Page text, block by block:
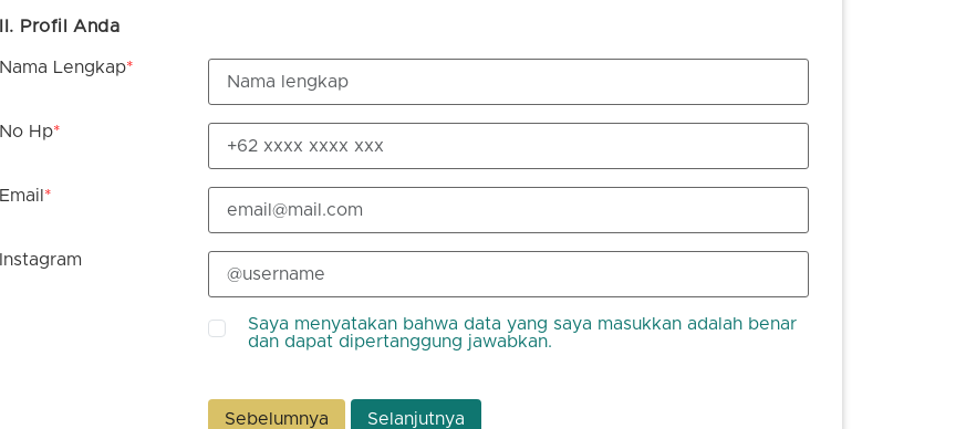
II. Profil Anda
Nama Lengkap*
No Hp*
Email *
Instagram
Saya menyatakan bahwa data yang saya masukkan adalah benar
dan dapat dipertanggung jawabkan.
Sebelumnya Selanjutnya